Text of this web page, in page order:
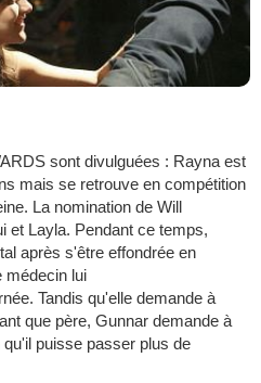
sont divulguées : Rayna est
mais se retrouve en compétition
La nomination de Will
et Layla. Pendant ce temps,
après s'être effondrée en
médecin lui
Tandis qu'elle demande à
que père, Gunnar demande à
puisse passer plus de